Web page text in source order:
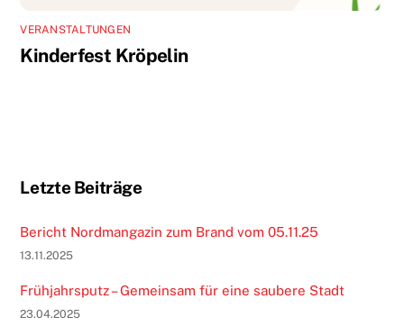
VERANSTALTUNGEN
Kinderfest Kröpelin
Letzte Beiträge
Bericht Nordmangazin zum Brand vom 05.11.25
13.11.2025
Frühjahrsputz – Gemeinsam für eine saubere Stadt
23.04.2025